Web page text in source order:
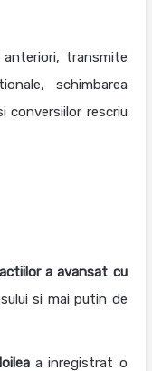
transmite
schimbarea
conversiilor rescriu
a avansat cu
si mai putin de
a inregistrat o